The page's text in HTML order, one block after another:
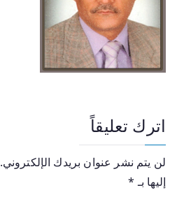
اترك تعليقاً
لن يتم نشر عنوان بريدك الإلكتروني.
إليها بـ *